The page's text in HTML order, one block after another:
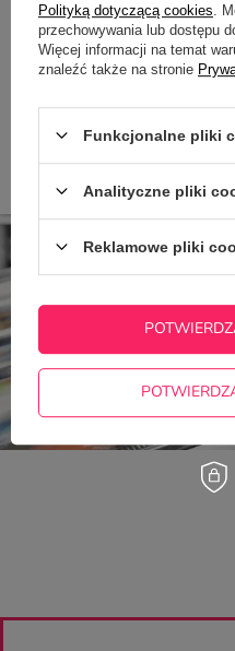
Z
Jak przygotować projekt
Polityką dotyczącą cookies .
przechowywania lub dostępu
Więcej informacji na temat
znaleźć także na stronie
Funkcjonalne pliki
Analityczne pliki
Reklamowe pliki